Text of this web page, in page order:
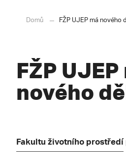
Domů FŽP UJEP má nového
FŽP UJEP
nového
Fakultu životního prostředí